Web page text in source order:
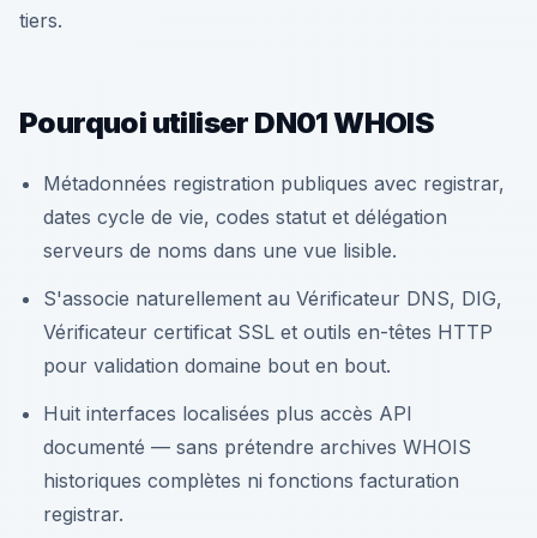
tiers.
Pourquoi utiliser DN01 WHOIS
Métadonnées registration publiques avec registrar,
dates cycle de vie, codes statut et délégation
serveurs de noms dans une vue lisible.
S'associe naturellement au Vérificateur DNS, DIG,
Vérificateur certificat SSL et outils en-têtes HTTP
pour validation domaine bout en bout.
Huit interfaces localisées plus accès API
documenté — sans prétendre archives WHOIS
historiques complètes ni fonctions facturation
registrar.